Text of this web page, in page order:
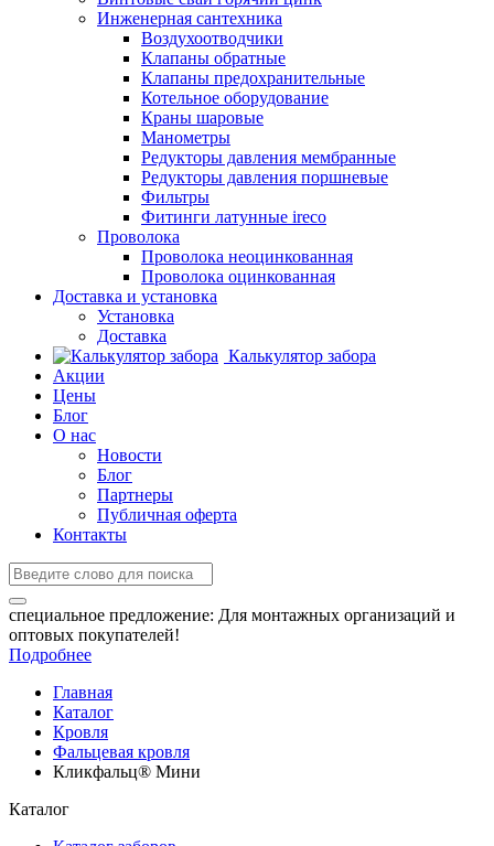
Инженерная сантехника
Воздухоотводчики
Клапаны обратные
Клапаны предохранительные
Котельное оборудование
Краны шаровые
Манометры
Редукторы давления мембранные
Редукторы давления поршневые
Фильтры
Фитинги латунные ireco
Проволока
Проволока неоцинкованная
Проволока оцинкованная
Доставка и установка
Установка
Доставка
Калькулятор забора
Акции
Цены
Блог
О нас
Новости
Блог
Партнеры
Публичная оферта
Контакты
специальное предложение: Для монтажных организаций и
оптовых покупателей!
Подробнее
Главная
Каталог
Кровля
Фальцевая кровля
Кликфальц® Мини
Каталог